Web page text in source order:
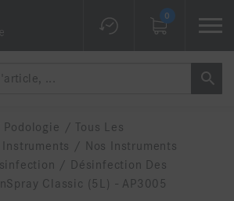
0
Podologie / Tous Les
Instruments /
Nos Instruments
/
Désinfection Des
Classic (5L) - AP3005